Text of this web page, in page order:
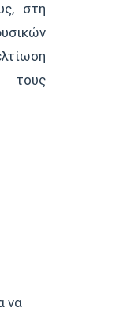
στη
τους
να